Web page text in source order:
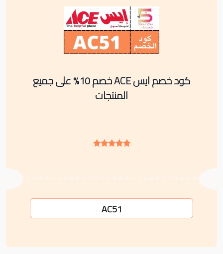
كود خصم ايس ACE خصم 10% على جميع
المنتجات
AC51